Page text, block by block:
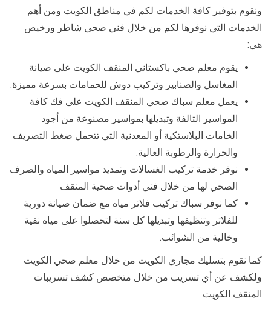
ونقوم بتوفير كافة الخدمات لكم في مناطق الكويت ومن أهم
الخدمات التي نوفرها لكم من خلال فني صحي شاطر ورخيص
هي:
يقوم معلم صحي باكستاني المنقف الكويت على صيانة
المغاسل والصنابير وتركيب دوش للحمامات بسرعة مميزة.
يعمل معلم سباك صحي المنقف الكويت على فك كافة
المواسير التالفة وتبديلها بمواسير مصنوعة من أجود
الخامات البلاستكية أو المعدنية التي تتحمل ضغط التصريف
والحرارة والرطوبة العالية.
نوفر خدمة تركيب الغسالات وتمديد مواسير المياه والصرف
الصحي لها من خلال فني أدوات صحية المنقف
كما نوفر سباك تركيب فلاتر مياه مع ضمان صيانة دورية
للفلاتر وتنظيفها وتبديلها كل سنة لتحصلوا على مياه نقية
وخالية من الشوائب.
كما نقوم بتسليك مجاري الكويت من خلال معلم صحي الكويت
ولكشف عن أي تسريب من خلال متخصص كشف تسريبات
المنقف الكويت